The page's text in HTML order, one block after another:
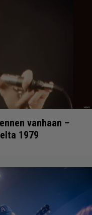
vanhaan –
1979